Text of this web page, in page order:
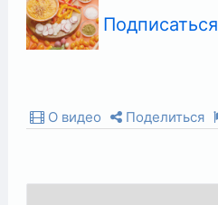
Подписаться
О видео Поделиться